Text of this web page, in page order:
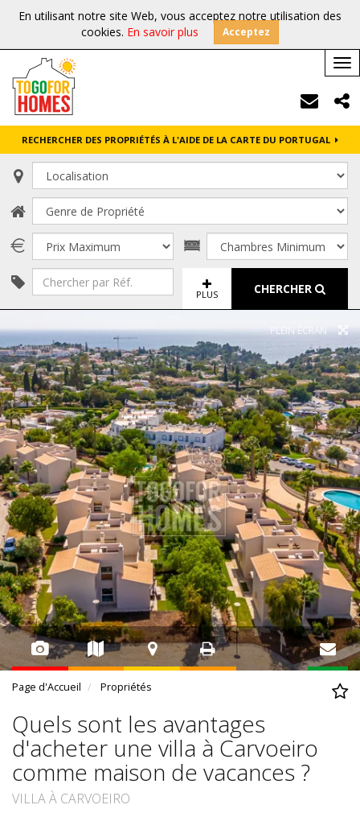
En utilisant notre site Web, vous acceptez notre utilisation des
cookies. En savoir plus Acceptez
RECHERCHER DES PROPRIÉTÉS À L'AIDE DE LA CARTE DU PORTUGAL
PLUS CHERCHER
PLEIN ÉCRAN
Page d'Accueil Propriétés
Quels sont les avantages
d'acheter une villa à Carvoeiro
comme maison de vacances ?
VILLA À CARVOEIRO